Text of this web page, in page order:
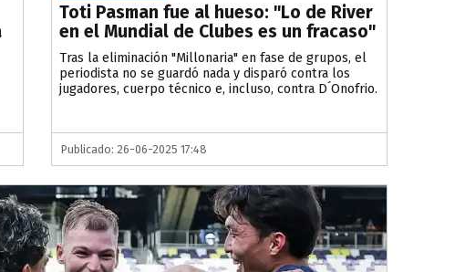
Toti Pasman fue al hueso: "Lo de River
en el Mundial de Clubes es un fracaso"
Tras la eliminación "Millonaria" en fase de grupos, el
periodista no se guardó nada y disparó contra los
jugadores, cuerpo técnico e, incluso, contra D´Onofrio.
Publicado: 26-06-2025 17:48